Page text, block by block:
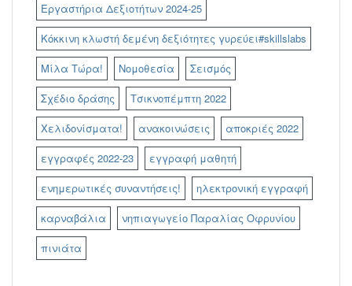
Εργαστήρια Δεξιοτήτων 2024-25
Κόκκινη κλωστή δεμένη δεξιότητες γυρεύει#skillslabs
Μίλα Τώρα!
Νομοθεσία
Σεισμός
Σχέδιο δράσης
Τσικνοπέμπτη 2022
Χελιδονίσματα!
ανακοινώσεις
αποκριές 2022
εγγραφές 2022-23
εγγραφή μαθητή
ενημερωτικές συναντήσεις!
ηλεκτρονική εγγραφή
καρναβάλια
νηπιαγωγείο Παραλίας Οφρυνίου
πινιάτα